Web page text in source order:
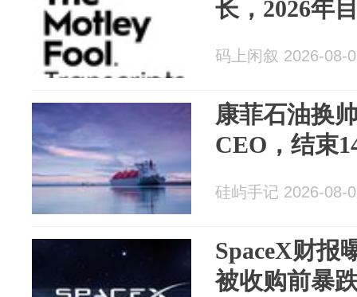
长，2026年
码上闲叙 2026-08-
康菲石油换
CEO，结束
硅屿手记 2026-08-
SpaceX财报
被收购前暴